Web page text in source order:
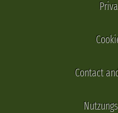
Contact